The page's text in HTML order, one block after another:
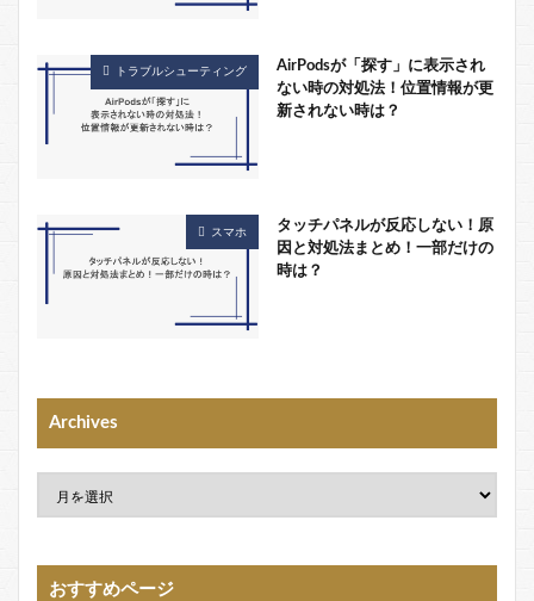
トラブルシューティング
AirPodsが「探す」に表示され
ない時の対処法！位置情報が更
新されない時は？
スマホ
タッチパネルが反応しない！原
因と対処法まとめ！一部だけの
時は？
Archives
おすすめページ